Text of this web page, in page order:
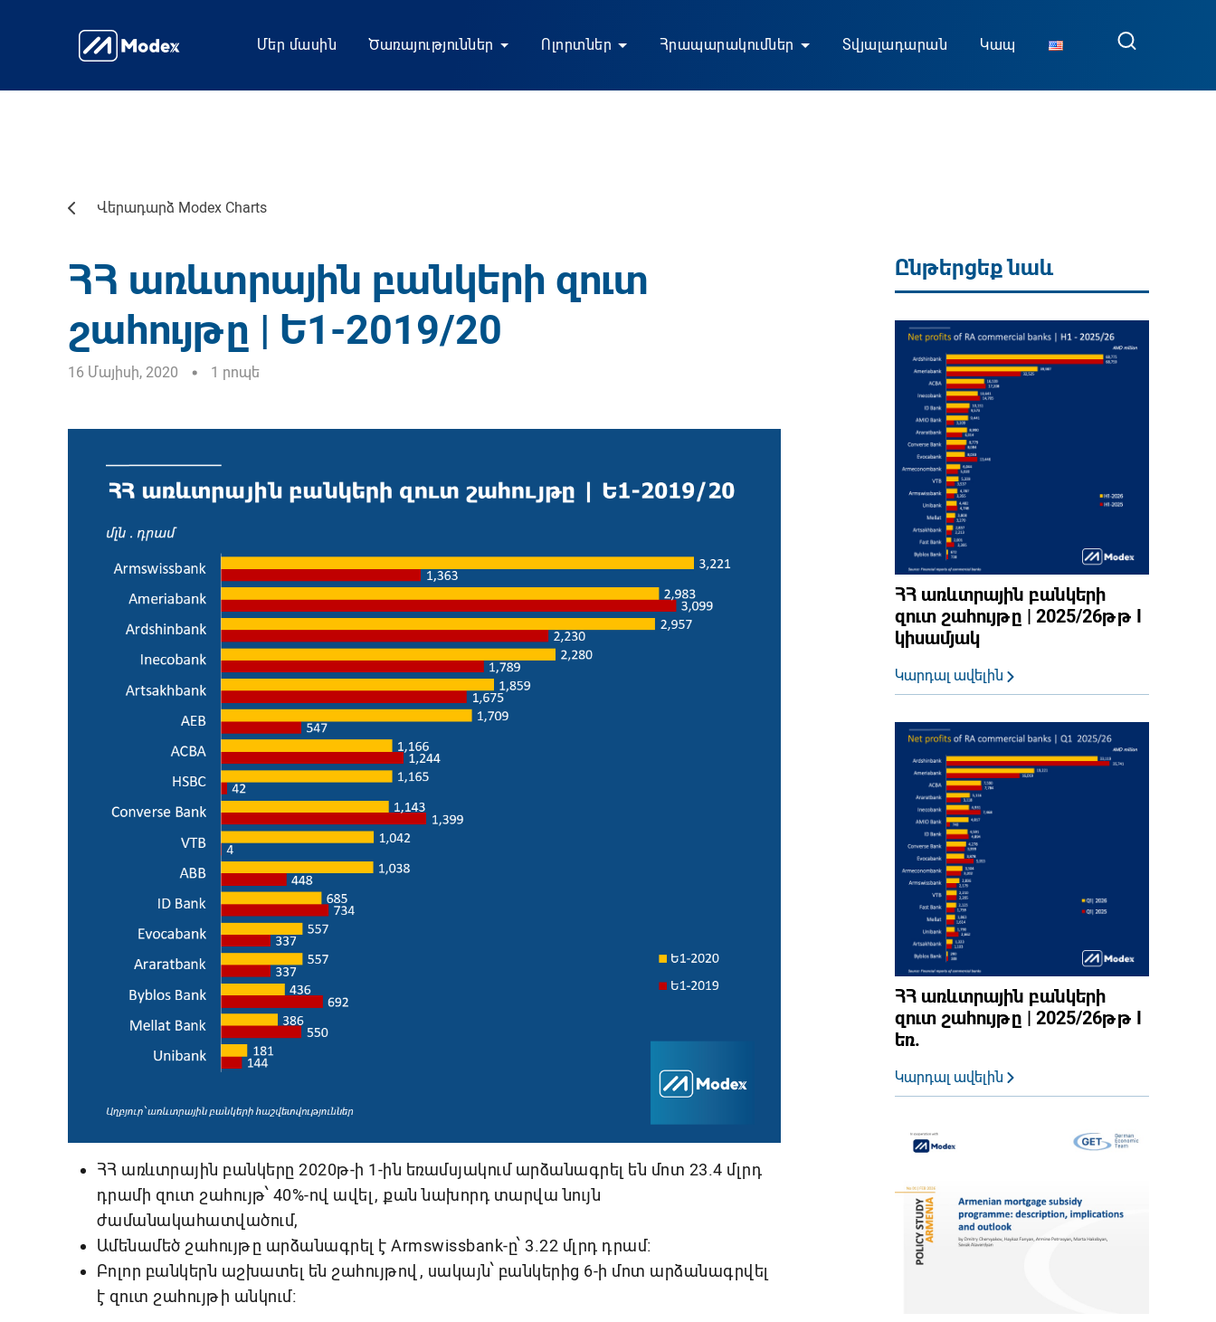
Մեր մասին Ծառայություններ Ոլորտներ Հրապարակումներ Տվյալադարան Կապ
Վերադարձ Modex Charts
ՀՀ առևտրային բանկերի զուտ
շահույթը | Ե1-2019/20
16 Մայիսի, 2020 1 րոպե
ՀՀ առևտրային բանկերը 2020թ-ի 1-ին եռամսյակում արձանագրել են մոտ 23.4 մլրդ
դրամի զուտ շահույթ՝ 40%-ով ավել, քան նախորդ տարվա նույն
ժամանակահատվածում,
Ամենամեծ շահույթը արձանագրել է Armswissbank-ը՝ 3.22 մլրդ դրամ։
Բոլոր բանկերն աշխատել են շահույթով, սակայն՝ բանկերից 6-ի մոտ արձանագրվել
է զուտ շահույթի անկում։
Ընթերցեք նաև
ՀՀ առևտրային բանկերի
զուտ շահույթը | 2025/26թթ I
կիսամյակ
Կարդալ ավելին
ՀՀ առևտրային բանկերի
զուտ շահույթը | 2025/26թթ I
եռ.
Կարդալ ավելին